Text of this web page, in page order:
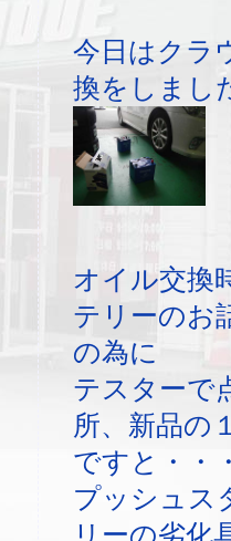
今日はクラ
換をしまし
オイル交換
テリーのお
の為に
テスターで
所、新品の
ですと・・
プッシュス
リーの劣化